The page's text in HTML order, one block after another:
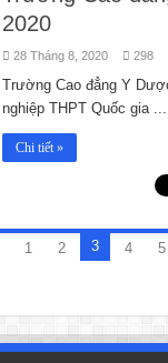
2020
28 Tháng 8, 2020 298
Trường Cao đẳng Y
nghiệp THPT Quốc gia ...
Chi tiết »
1 2 3 4 5